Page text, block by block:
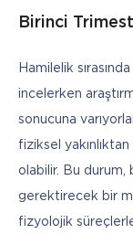
Birinci
Hamilelik
incelerken
sonucuna
fiziksel
olabilir. Bu
gerektirecek bir
fizyolojik süreçlerle